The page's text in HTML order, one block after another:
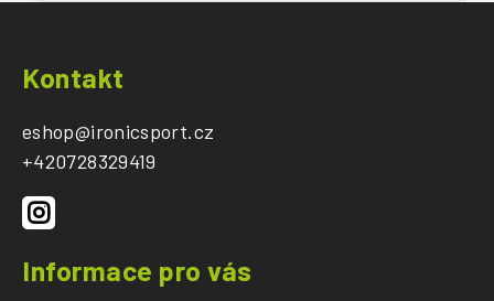
Kontakt
eshop@ironicsport.cz
+420728329419
Informace pro vás